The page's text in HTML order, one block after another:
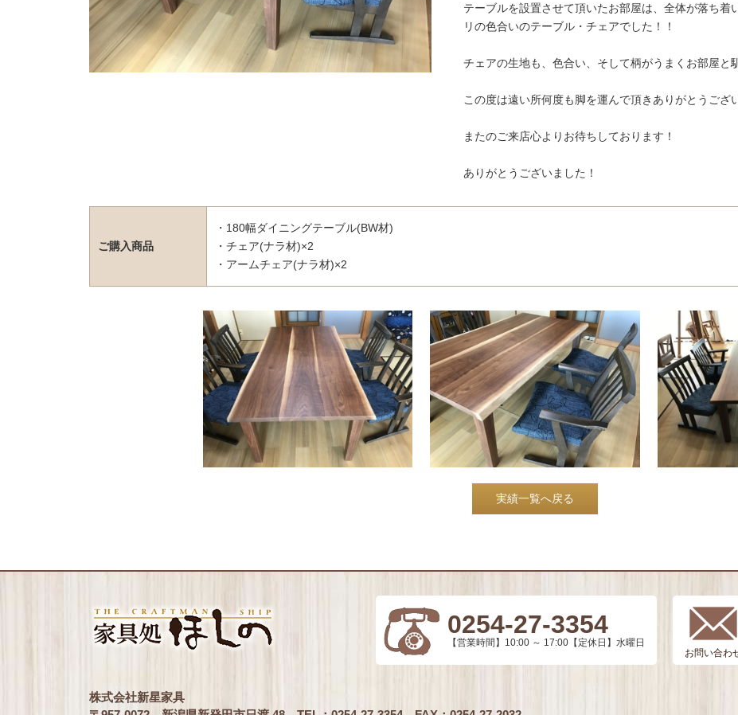
テーブルを設置させて頂いたお部屋は、全体が落ち
リの色合いのテーブル・チェアでした！！
チェアの生地も、色合い、そして柄がうまくお部屋と
この度は遠い所何度も脚を運んで頂きありがとうござ
またのご来店心よりお待ちしております！
ありがとうございました！
ご購入商品
・180幅ダイニングテーブル(BW材)
・チェア(ナラ材)×2
・アームチェア(ナラ材)×2
実績一覧へ戻る
0254-27-3354
【営業時間】10:00 ～ 17:00【定休日】水曜日
お問い合わ
株式会社新星家具